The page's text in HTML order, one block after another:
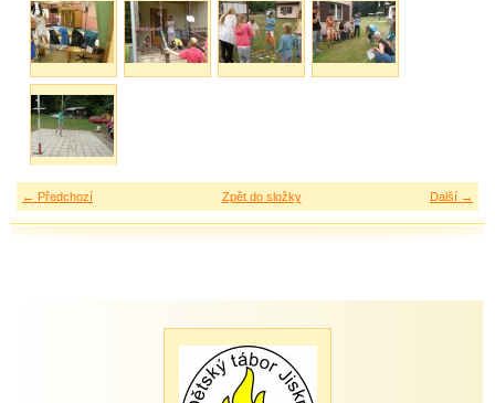
← Předchozí Další →
Zpět do složky